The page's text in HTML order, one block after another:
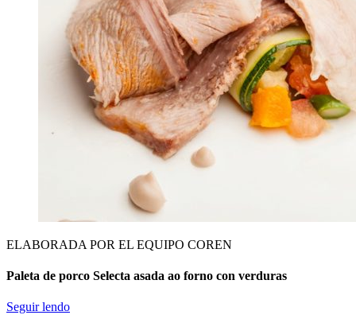
ELABORADA POR EL EQUIPO COREN
Paleta de porco Selecta asada ao forno con verduras
Seguir lendo